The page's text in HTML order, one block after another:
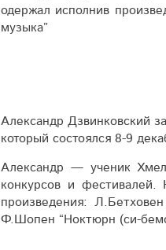
одержал исполнив
музыка”
Александр Дзвинковский
который состоялся 8-9
Александр — ученик
конкурсов и фестивалей.
произведения:
Ф.Шопен “Ноктюрн (си-